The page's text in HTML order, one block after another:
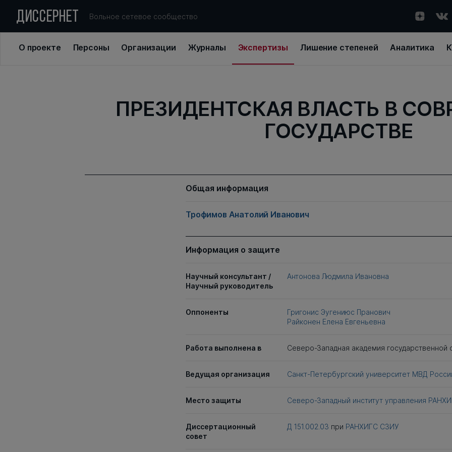
ДИССЕРНЕТ Вольное сетевое сообщество
О проекте Персоны Организации Журналы Экспертизы Лишение степеней Аналитика
ПРЕЗИДЕНТСКАЯ ВЛАСТЬ В
ГОСУДАРСТВЕ
Общая информация
Трофимов Анатолий Иванович
Информация о защите
Научный консультант /
Научный руководитель
Антонова Людмила Ивановна
Оппоненты
Григонис Эугениюс Пранович
Райконен Елена Евгеньевна
Работа выполнена в Северо-Западная академия государственной
Ведущая организация Санкт-Петербургский университет МВД
Место защиты Северо-Западный институт управления
Диссертационный
совет
Д 151.002.03 при РАНХИГС СЗИУ